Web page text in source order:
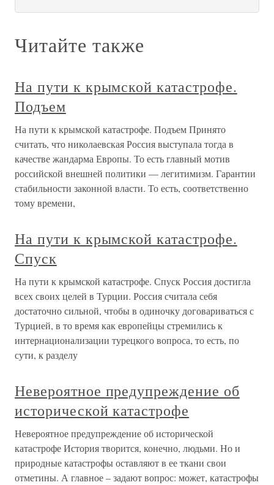
Читайте также
На пути к крымской катастрофе.
Подъем
На пути к крымской катастрофе. Подъем Принято
считать, что николаевская Россия выступала тогда в
качестве жандарма Европы. То есть главный мотив
российской внешней политики — легитимизм. Гарантии
стабильности законной власти. То есть, соответственно
тому времени,
На пути к крымской катастрофе.
Спуск
На пути к крымской катастрофе. Спуск Россия достигла
всех своих целей в Турции. Россия считала себя
достаточно сильной, чтобы в одиночку договариваться с
Турцией, в то время как европейцы стремились к
интернационализации турецкого вопроса, то есть, по
сути, к разделу
Невероятное предупреждение об
исторической катастрофе
Невероятное предупреждение об исторической
катастрофе История творится, конечно, людьми. Но и
природные катастрофы оставляют в ее ткани свои
отметины. А главное – задают вопрос: может, катастрофы